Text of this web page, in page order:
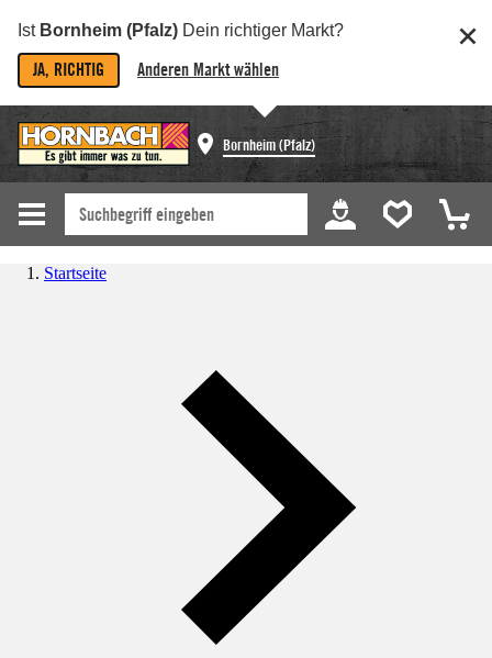
Ist Bornheim (Pfalz) Dein richtiger Markt?
JA, RICHTIG Anderen Markt wählen
Bornheim (Pfalz)
Startseite